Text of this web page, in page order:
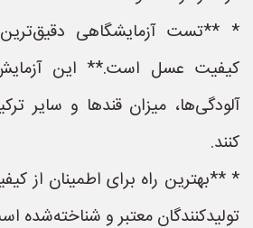
* **تست آزمایشگاهی
کیفیت عسل است.** این
آلودگی‌ها، میزان قندها و سایر
کنند.
* **بهترین راه برای اطمینان از
تولیدکنندگان معتبر و شناخته‌شده